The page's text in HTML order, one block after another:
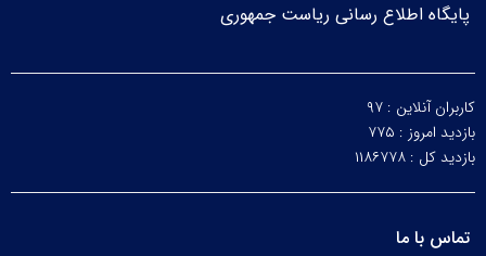
پایگاه اطلاع رسانی ریاست جمهوری
کاربران آنلاین : ۹۷
بازدید امروز : ۷۷۵
بازدید کل : ۱۱۸۶۷۷۸
تماس با ما